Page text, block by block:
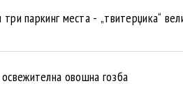
паркинг места - „твитерџика“
овошна гозба